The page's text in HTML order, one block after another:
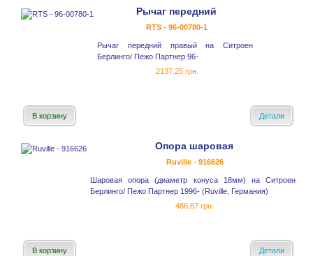
Рычаг передний
RTS - 96-00780-1
Рычаг передний правый на Ситроен
Берлинго/ Пежо Партнер 96-
2137.25 грн.
В корзину Детали
Опора шаровая
Ruville - 916626
Шаровая опора (диаметр конуса 18мм) на Ситроен
Берлинго/ Пежо Партнер 1996- (Ruville, Германия)
486.67 грн.
В корзину Детали